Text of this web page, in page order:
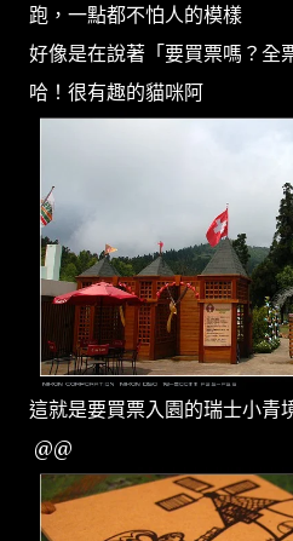
跑，一點都不怕人的模樣
好像是在說著「要買票嗎？全
哈！很有趣的貓咪阿
這就是要買票入園的瑞士小青
@@